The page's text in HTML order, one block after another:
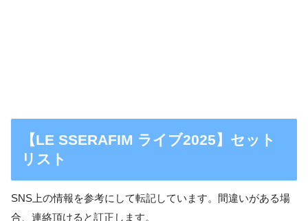
【LE SSERAFIM ライブ2025】セット
リスト
SNS上の情報を参考にして転記しています。間違いがある場
合、連絡頂けると訂正します。